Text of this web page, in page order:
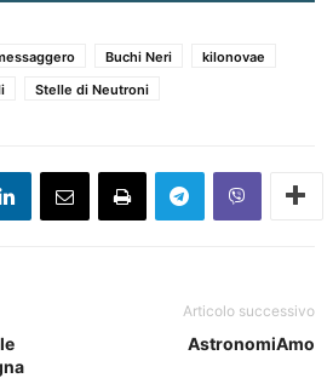
Buchi Neri
kilonovae
Stelle di Neutroni
Articolo successivo
AstronomiAmo